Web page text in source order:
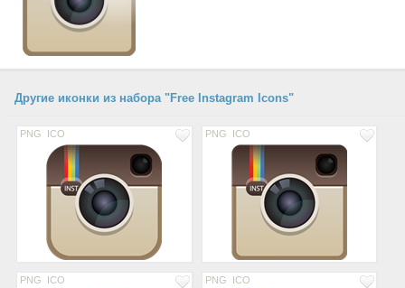
Другие иконки из набора "Free Instagram Icons"
PNG ICO PNG ICO
PNG ICO PNG ICO